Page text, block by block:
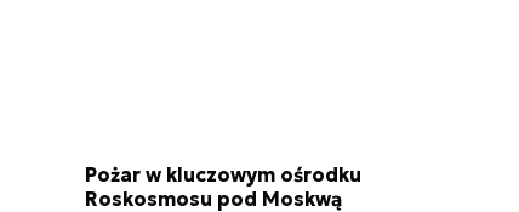
Pożar w kluczowym ośrodku
Roskosmosu pod Moskwą